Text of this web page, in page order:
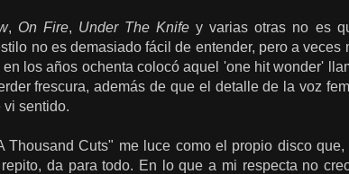
, On Fire, Under The Knife y varias otras no es
no es demasiado fácil de entender, pero a veces
en los años ochenta colocó aquel 'one hit wonder'
frescura, además de que el detalle de la voz
vi sentido.
Thousand Cuts" me luce como el propio disco
da para todo. En lo que a mi respecta no